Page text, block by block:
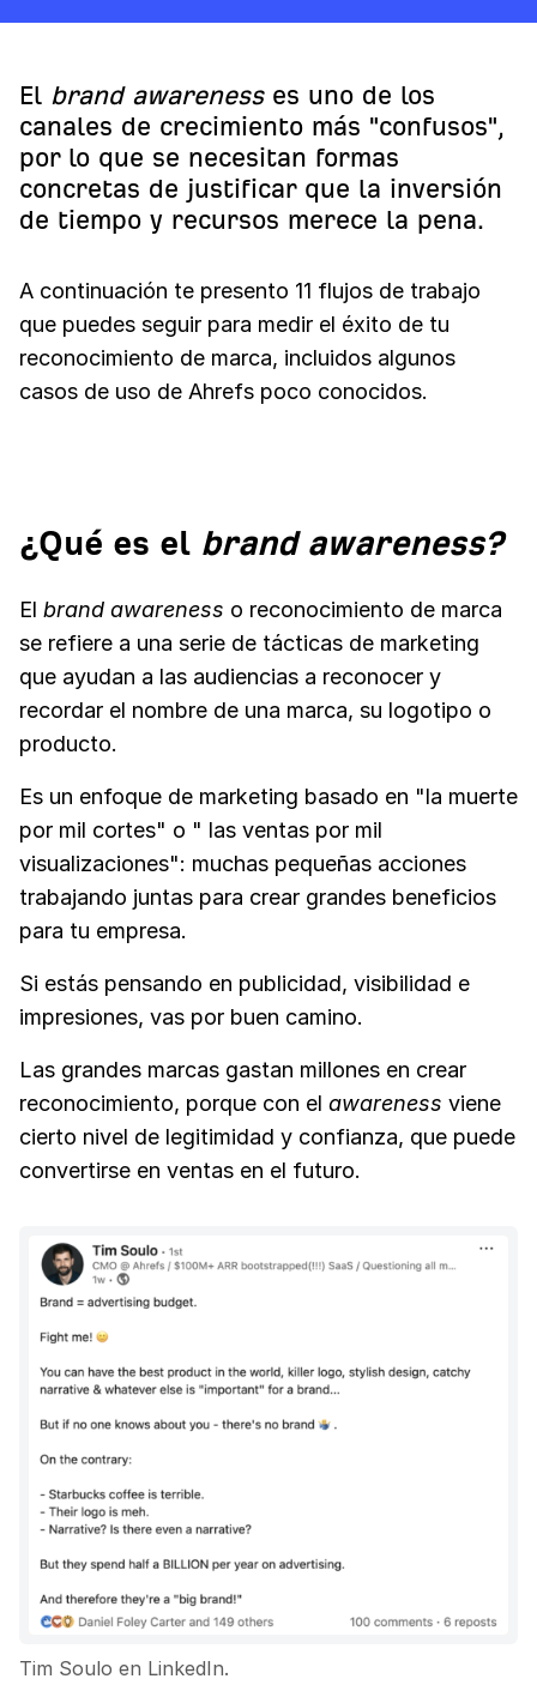
El brand awarenesses uno de los
canales de crecimiento más "confusos",
por lo que se necesitan formas
concretas de justificar que la inversión
de tiempo y recursos merece la pena.
A continuación te presento 11 flujos de trabajo
que puedes seguir para medir el éxito de tu
reconocimiento de marca, incluidos algunos
casos de uso de Ahrefs poco conocidos.
¿Qué es el brand awareness?
El brand awareness o reconocimiento de marca
se refiere a una serie de tácticas de marketing
que ayudan a las audiencias a reconocer y
recordar el nombre de una marca, su logotipo o
producto.
Es un enfoque de marketing basado en "la muerte
por mil cortes" o " las ventas por mil
visualizaciones": muchas pequeñas acciones
trabajando juntas para crear grandes beneficios
para tu empresa.
Si estás pensando en publicidad, visibilidad e
impresiones, vas por buen camino.
Las grandes marcas gastan millones en crear
reconocimiento, porque con el awareness viene
cierto nivel de legitimidad y confianza, que puede
convertirse en ventas en el futuro.
Tim Soulo en LinkedIn.